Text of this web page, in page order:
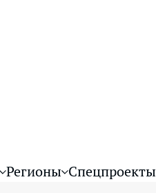
Регионы Спецпроекты